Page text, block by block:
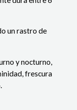
un rastro de
y nocturno,
frescura